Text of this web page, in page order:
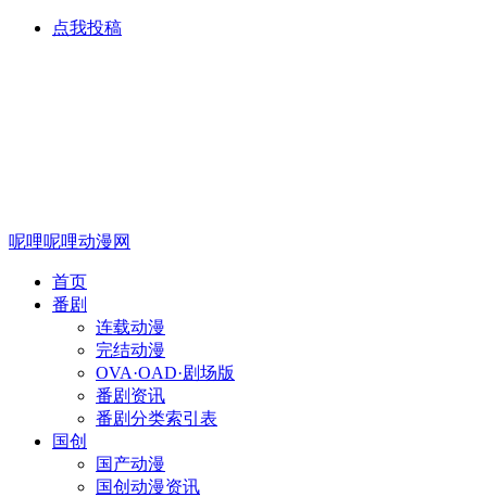
点我投稿
呢哩呢哩动漫网
首页
番剧
连载动漫
完结动漫
OVA·OAD·剧场版
番剧资讯
番剧分类索引表
国创
国产动漫
国创动漫资讯